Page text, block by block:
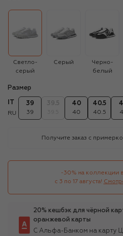
Светло-
серый
Серый
Черно-
белый
Размер
RU
39
39
40
40
40.5
40.5
Получите заказ с
-30% на коллекции
с 3 по 17 августа!
20% кешбэк для чёрной
оранжевой карты
С Альфа-Банком на карту